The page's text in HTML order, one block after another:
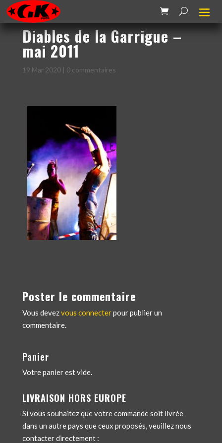
Diables de la Garrigue –
mai 2011
19 Mar 2020| 0 commentaires
Poster le commentaire
Vous devezvous connecterpour publier un
commentaire.
Panier
Votre panier est vide.
LIVRAISON HORS EUROPE
Si vous souhaitez que votre commande soit livrée
dans un autre pays que ceux proposés, veuillez nous
contacter directement :